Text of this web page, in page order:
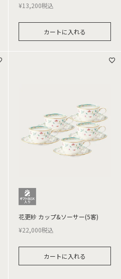
¥13,200税込
カートに入れる
花更紗 カップ&ソーサー(5客)
¥22,000税込
カートに入れる